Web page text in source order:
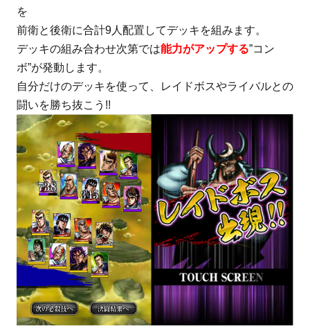
を
前衛と後衛に合計9人配置してデッキを組みます。
デッキの組み合わせ次第では能力がアップする”コン
ボ”が発動します。
自分だけのデッキを使って、レイドボスやライバルとの
闘いを勝ち抜こう!!